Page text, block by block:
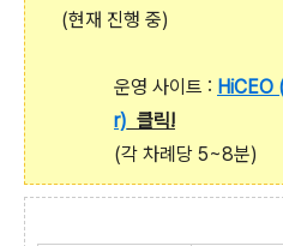
(현재 진행 중)
운영 사이트 :
r) 클릭!
(각 차례당 5~8분)